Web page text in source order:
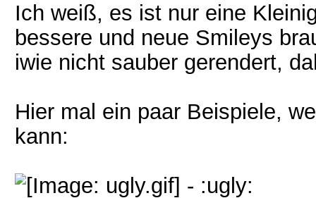
Ich weiß, es ist nur eine
bessere und neue Smileys
iwie nicht sauber gerendert,
Hier mal ein paar Beispiele,
kann:
- :ugly: